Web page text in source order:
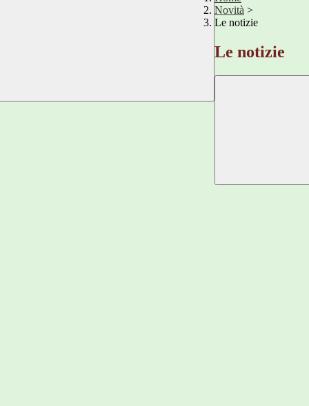
Novità >
Le notizie
Le notizie